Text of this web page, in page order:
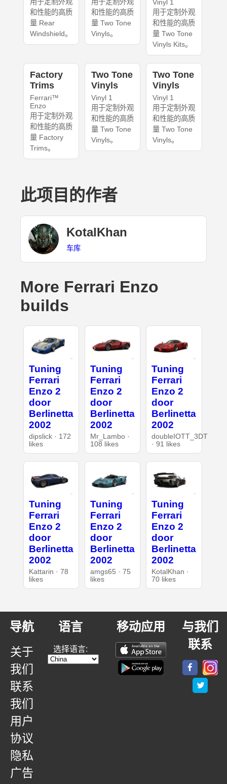
用于定制外观
和性能的高质
量 Rear
Windshield。
用于定制外观
和性能的高质
量 Two Tone
Vinyls。
Vinyl 1
用于定制外观
和性能的高质
量 Two Tone
Vinyls Kits。
Factory
Trims
Ferrari™
Enzo
用于定制外观
和性能的高质
量 Factory
Trims。
Two Tone
Vinyls
Vinyl 1
用于定制外观
和性能的高质
量 Two Tone
Vinyls。
Two Tone
Vinyls
Vinyl 1
用于定制外观
和性能的高质
量 Two Tone
Vinyls。
此项目的作者
KotalKhan
车库
More Ferrari Enzo
builds
Tuning
Ferrari
Enzo 2
door
Berlinetta
2002
dipslick · 172
likes
Tuning
Ferrari
Enzo 2
door
Berlinetta
2002
Mr_Lambo ·
108 likes
Tuning
Ferrari
Enzo 2
door
Berlinetta
2002
doubleIOTT_3DT
· 91 likes
Tuning
Ferrari
Enzo 2
door
Berlinetta
2002
Kattarin · 78
likes
Tuning
Ferrari
Enzo 2
door
Berlinetta
2002
amgs65 · 75
likes
Tuning
Ferrari
Enzo 2
door
Berlinetta
2002
KotalKhan ·
70 likes
导航
关于
我们
联系
我们
用户
协议
隐私
广告
语言
选择语言:
移动应用
与我们
联系